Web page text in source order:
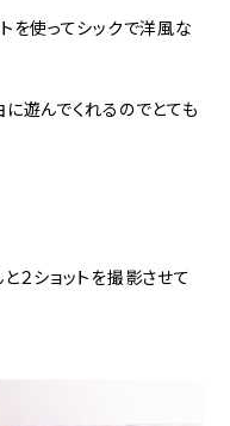
を使ってシックで洋風な
遊んでくれるのでとても
２ショットを撮影させて